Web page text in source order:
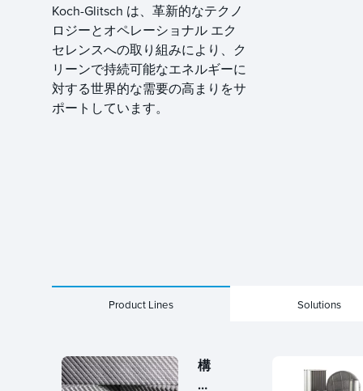
Koch-Glitsch は、革新的なテクノ
ロジーとオペレーショナル エク
セレンスへの取り組みにより、ク
リーンで持続可能なエネルギーに
対する世界的な需要の高まりをサ
ポートしています。
Product Lines Solutions
構
造